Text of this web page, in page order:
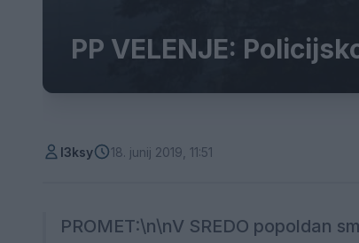
PP VELENJE:
l3ksy 18. junij 2019, 11:51
PROMET:\n\nV SREDO popoldan